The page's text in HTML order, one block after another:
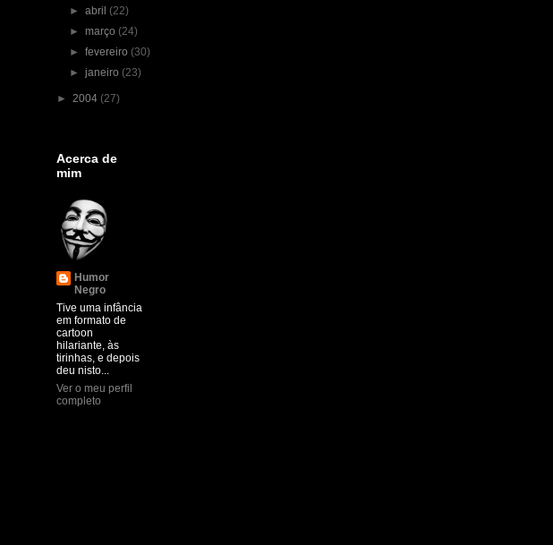
►abril (22)
►março (24)
►fevereiro (30)
►janeiro (23)
► 2004 (27)
Acerca de
mim
Humor
Negro
Tive uma infância
em formato de
cartoon
hilariante, às
tirinhas, e depois
deu nisto...
Ver o meu perfil
completo